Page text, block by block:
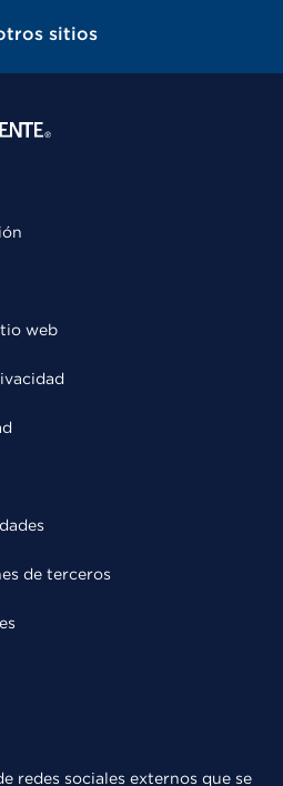
sitios
web
de terceros
redes sociales externos que se